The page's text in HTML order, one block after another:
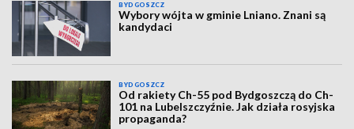
BYDGOSZCZ
Wybory wójta w gminie Lniano. Znani są
kandydaci
BYDGOSZCZ
Od rakiety Ch-55 pod Bydgoszczą do Ch-
101 na Lubelszczyźnie. Jak działa rosyjska
propaganda?